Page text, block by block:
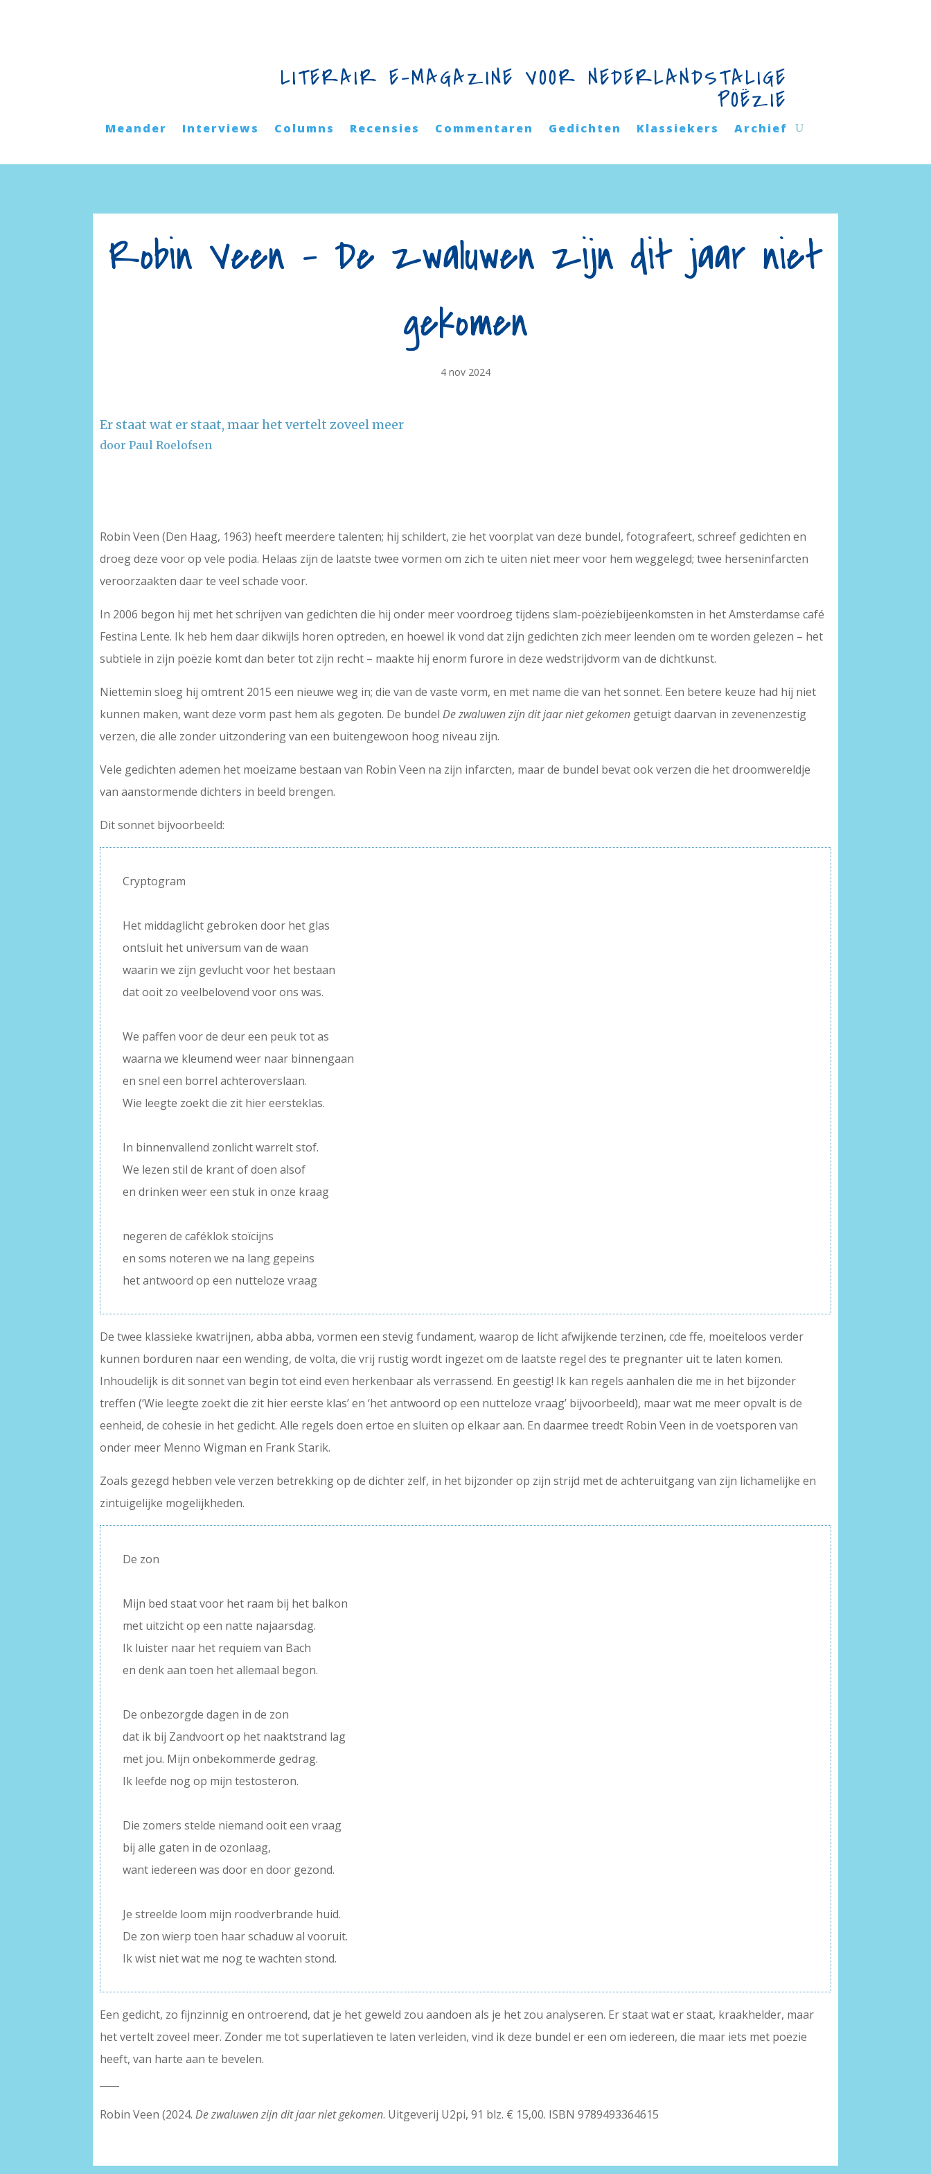
LITERAIR E-MAGAZINE VOOR NEDERLANDSTALIGE
POËZIE
Meander Interviews Columns Recensies Commentaren Gedichten Klassiekers Archief
Robin Veen – De zwaluwen zijn dit jaar niet
gekomen
4 nov 2024
Er staat wat er staat, maar het vertelt zoveel meer
door Paul Roelofsen
Robin Veen (Den Haag, 1963) heeft meerdere talenten; hij schildert, zie het voorplat van deze bundel, fotografeert, schreef gedichten en
droeg deze voor op vele podia. Helaas zijn de laatste twee vormen om zich te uiten niet meer voor hem weggelegd; twee herseninfarcten
veroorzaakten daar te veel schade voor.
In 2006 begon hij met het schrijven van gedichten die hij onder meer voordroeg tijdens slam-poëziebijeenkomsten in het Amsterdamse café
Festina Lente. Ik heb hem daar dikwijls horen optreden, en hoewel ik vond dat zijn gedichten zich meer leenden om te worden gelezen – het
subtiele in zijn poëzie komt dan beter tot zijn recht – maakte hij enorm furore in deze wedstrijdvorm van de dichtkunst.
Niettemin sloeg hij omtrent 2015 een nieuwe weg in; die van de vaste vorm, en met name die van het sonnet. Een betere keuze had hij niet
kunnen maken, want deze vorm past hem als gegoten. De bundelDe zwaluwen zijn dit jaar niet gekomen getuigt daarvan in zevenenzestig
verzen, die alle zonder uitzondering van een buitengewoon hoog niveau zijn.
Vele gedichten ademen het moeizame bestaan van Robin Veen na zijn infarcten, maar de bundel bevat ook verzen die het droomwereldje
van aanstormende dichters in beeld brengen.
Dit sonnet bijvoorbeeld:
Cryptogram
Het middaglicht gebroken door het glas
ontsluit het universum van de waan
waarin we zijn gevlucht voor het bestaan
dat ooit zo veelbelovend voor ons was.
We paffen voor de deur een peuk tot as
waarna we kleumend weer naar binnengaan
en snel een borrel achteroverslaan.
Wie leegte zoekt die zit hier eersteklas.
In binnenvallend zonlicht warrelt stof.
We lezen stil de krant of doen alsof
en drinken weer een stuk in onze kraag
negeren de caféklok stoïcijns
en soms noteren we na lang gepeins
het antwoord op een nutteloze vraag
De twee klassieke kwatrijnen, abba abba, vormen een stevig fundament, waarop de licht afwijkende terzinen, cde ffe, moeiteloos verder
kunnen borduren naar een wending, de volta, die vrij rustig wordt ingezet om de laatste regel des te pregnanter uit te laten komen.
Inhoudelijk is dit sonnet van begin tot eind even herkenbaar als verrassend. En geestig! Ik kan regels aanhalen die me in het bijzonder
treffen (‘Wie leegte zoekt die zit hier eerste klas’ en ‘het antwoord op een nutteloze vraag’ bijvoorbeeld), maar wat me meer opvalt is de
eenheid, de cohesie in het gedicht. Alle regels doen ertoe en sluiten op elkaar aan. En daarmee treedt Robin Veen in de voetsporen van
onder meer Menno Wigman en Frank Starik.
Zoals gezegd hebben vele verzen betrekking op de dichter zelf, in het bijzonder op zijn strijd met de achteruitgang van zijn lichamelijke en
zintuigelijke mogelijkheden.
De zon
Mijn bed staat voor het raam bij het balkon
met uitzicht op een natte najaarsdag.
Ik luister naar het requiem van Bach
en denk aan toen het allemaal begon.
De onbezorgde dagen in de zon
dat ik bij Zandvoort op het naaktstrand lag
met jou. Mijn onbekommerde gedrag.
Ik leefde nog op mijn testosteron.
Die zomers stelde niemand ooit een vraag
bij alle gaten in de ozonlaag,
want iedereen was door en door gezond.
Je streelde loom mijn roodverbrande huid.
De zon wierp toen haar schaduw al vooruit.
Ik wist niet wat me nog te wachten stond.
Een gedicht, zo fijnzinnig en ontroerend, dat je het geweld zou aandoen als je het zou analyseren. Er staat wat er staat, kraakhelder, maar
het vertelt zoveel meer. Zonder me tot superlatieven te laten verleiden, vind ik deze bundel er een om iedereen, die maar iets met poëzie
heeft, van harte aan te bevelen.
Robin Veen (2024.De zwaluwen zijn dit jaar niet gekomen. Uitgeverij U2pi, 91 blz. € 15,00. ISBN 9789493364615